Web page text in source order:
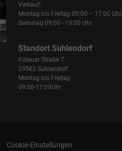
Verkauf:
Montag bis Freitag 09:00 – 17:00 Uhr
Samstag 09:00 - 13:00 Uhr
Standort Suhlendorf
Kölauer Straße 7
29562 Suhlendorf
Montag bis Freitag
09:00-17:00Uhr
Cookie-Einstellungen